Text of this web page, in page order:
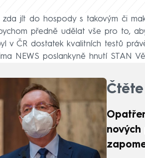
zda jít do hospody s takovým či
předně udělat vše pro to,
v ČR dostatek kvalitních testů
NEWS poslankyně hnutí STAN
nových